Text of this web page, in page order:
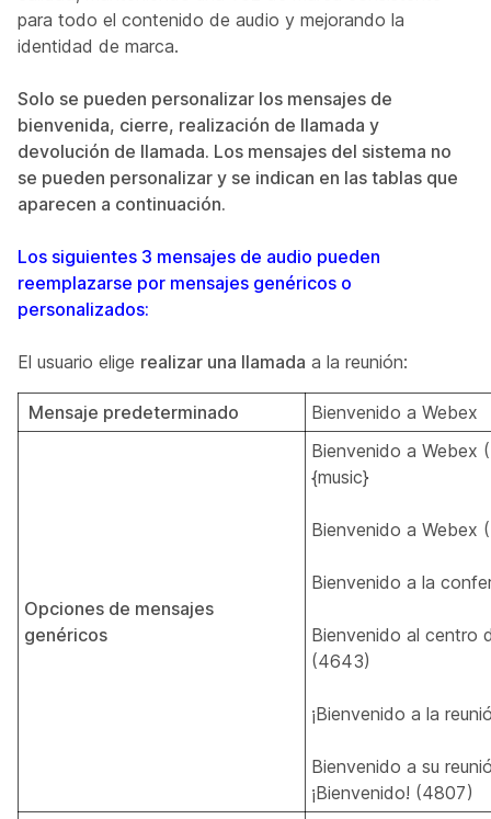
para todo el contenido de audio y mejorando la
identidad de marca.
Solo se pueden personalizar los mensajes de
bienvenida, cierre, realización de llamada y
devolución de llamada. Los mensajes del sistema no
se pueden personalizar y se indican en las tablas que
aparecen a continuación.
Los siguientes 3 mensajes de audio pueden
reemplazarse por mensajes genéricos o
personalizados:
El usuario elige realizar una llamada a la reunión:
Mensaje predeterminado Bienvenido a Webex
Opciones de mensajes
genéricos
Bienvenido a Webex
{music}
Bienvenido a Webex
Bienvenido a la
Bienvenido al centro
(4643)
¡Bienvenido a la
Bienvenido a su
¡Bienvenido! (4807)